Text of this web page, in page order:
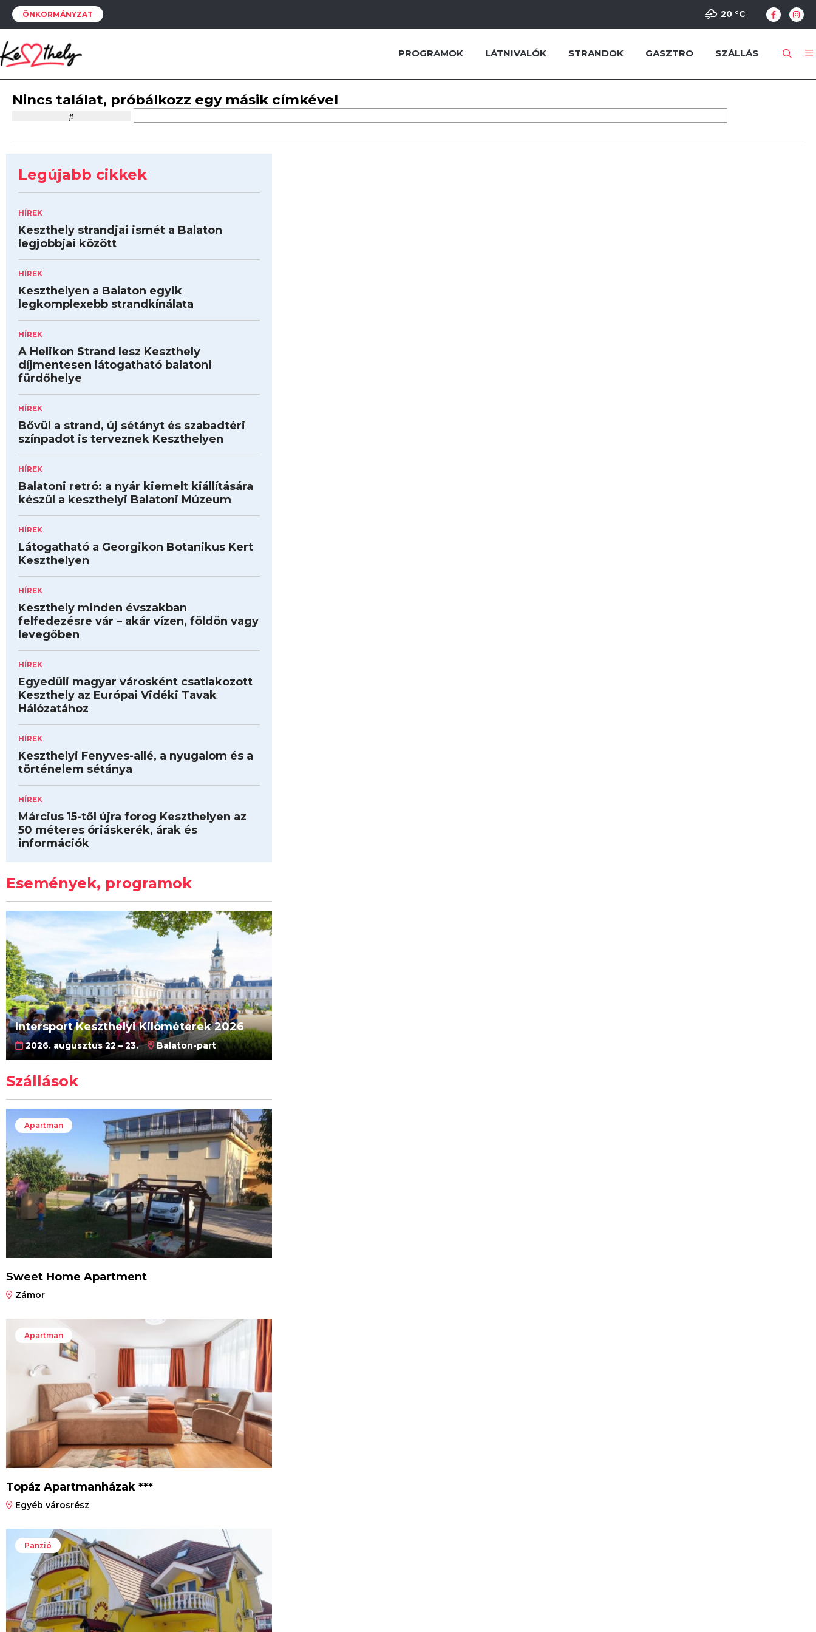
ÖNKORMÁNYZAT 20 °C
PROGRAMOK LÁTNIVALÓK STRANDOK GASZTRO SZÁLLÁS
Nincs találat, próbálkozz egy másik címkével
Legújabb cikkek
HÍREK
Keszthely strandjai ismét a Balaton
legjobbjai között
HÍREK
Keszthelyen a Balaton egyik
legkomplexebb strandkínálata
HÍREK
A Helikon Strand lesz Keszthely
díjmentesen látogatható balatoni
fürdőhelye
HÍREK
Bővül a strand, új sétányt és szabadtéri
színpadot is terveznek Keszthelyen
HÍREK
Balatoni retró: a nyár kiemelt kiállítására
készül a keszthelyi Balatoni Múzeum
HÍREK
Látogatható a Georgikon Botanikus Kert
Keszthelyen
HÍREK
Keszthely minden évszakban
felfedezésre vár – akár vízen, földön vagy
levegőben
HÍREK
Egyedüli magyar városként csatlakozott
Keszthely az Európai Vidéki Tavak
Hálózatához
HÍREK
Keszthelyi Fenyves-allé, a nyugalom és a
történelem sétánya
HÍREK
Március 15-től újra forog Keszthelyen az
50 méteres óriáskerék, árak és
információk
Események, programok
Intersport Keszthelyi Kilóméterek 2026
2026. augusztus 22 – 23. Balaton-part
Szállások
Apartman
Sweet Home Apartment
Zámor
Apartman
Topáz Apartmanházak ***
Egyéb városrész
Panzió